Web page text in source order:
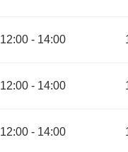
12:00 - 14:00
12:00 - 14:00
12:00 - 14:00